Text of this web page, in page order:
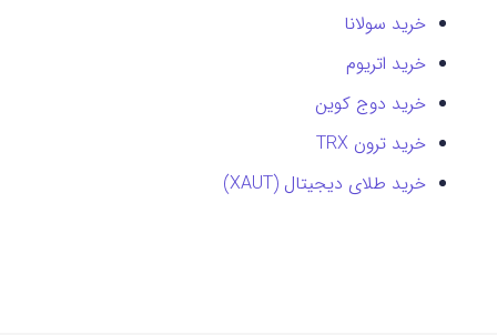
خرید سولانا
خرید اتریوم
خرید دوج کوین
خرید ترون TRX
خرید طلای دیجیتال (XAUT)